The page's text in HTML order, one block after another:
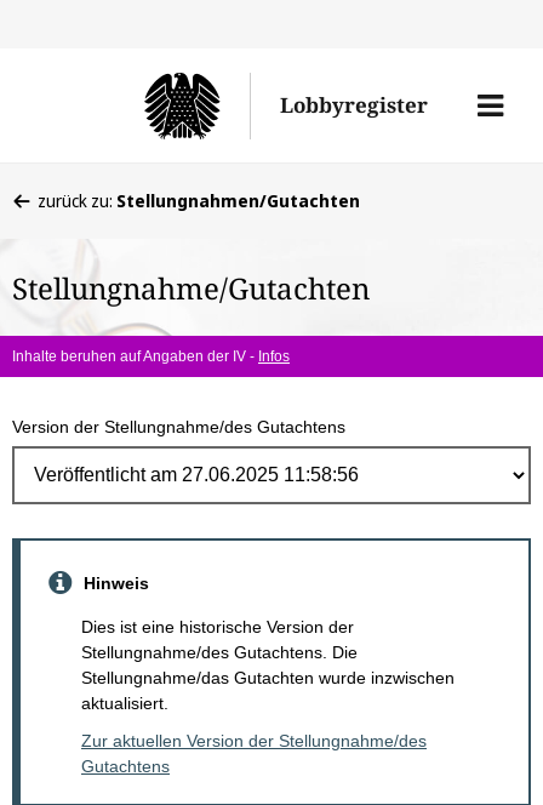
Lobbyregister
Menü
befinden
hier:
zurück zu: Stellungnahmen/Gutachten
Stellungnahme/Gutachten
Inhalte beruhen auf Angaben der IV - Infos
Version der Stellungnahme/des Gutachtens
Hinweis
Dies ist eine historische Version der
Stellungnahme/des Gutachtens. Die
Stellungnahme/das Gutachten wurde inzwischen
aktualisiert.
Zur aktuellen Version der Stellungnahme/des
Gutachtens